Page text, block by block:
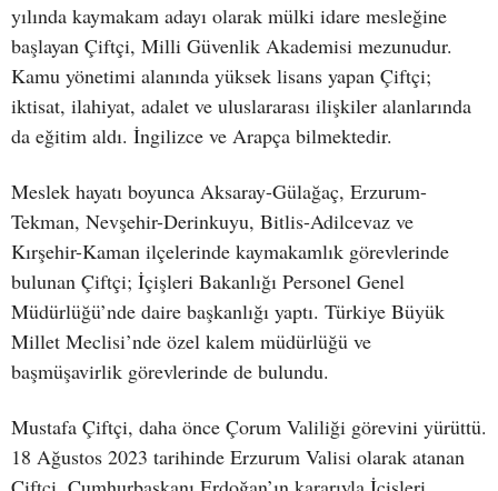
yılında kaymakam adayı olarak mülki idare mesleğine
başlayan Çiftçi, Milli Güvenlik Akademisi mezunudur.
Kamu yönetimi alanında yüksek lisans yapan Çiftçi;
iktisat, ilahiyat, adalet ve uluslararası ilişkiler alanlarında
da eğitim aldı. İngilizce ve Arapça bilmektedir.
Meslek hayatı boyunca Aksaray-Gülağaç, Erzurum-
Tekman, Nevşehir-Derinkuyu, Bitlis-Adilcevaz ve
Kırşehir-Kaman ilçelerinde kaymakamlık görevlerinde
bulunan Çiftçi; İçişleri Bakanlığı Personel Genel
Müdürlüğü’nde daire başkanlığı yaptı. Türkiye Büyük
Millet Meclisi’nde özel kalem müdürlüğü ve
başmüşavirlik görevlerinde de bulundu.
Mustafa Çiftçi, daha önce Çorum Valiliği görevini yürüttü.
18 Ağustos 2023 tarihinde Erzurum Valisi olarak atanan